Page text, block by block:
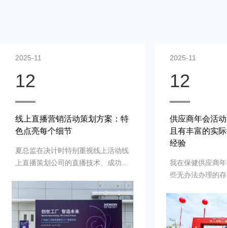
2025-11
12
线上直播营销活动策划方案：特
色点亮每个细节
夏总监在决计时特别重视线上活动线
上直播策划公司的直播技术、成功案
畅、观众参与符合其要求的质量。还
有担心策划公司在直播技术支持上的
经验不足，影响流畅度。这令夏总监
需得慎重决计。
2025-11
12
供应商年会活
且有丰富的实
经验
我在保健供应商
些无办法办理的
划援助我完成，
色，极其看重设
应商年会活动策